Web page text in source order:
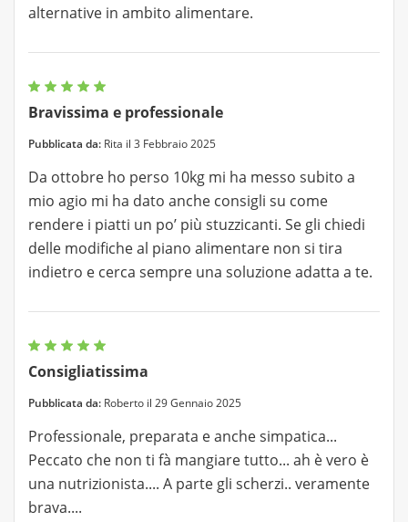
alternative in ambito alimentare.
Bravissima e professionale
Pubblicata da: Rita il 3 Febbraio 2025
Da ottobre ho perso 10kg mi ha messo subito a
mio agio mi ha dato anche consigli su come
rendere i piatti un po’ più stuzzicanti. Se gli chiedi
delle modifiche al piano alimentare non si tira
indietro e cerca sempre una soluzione adatta a te.
Consigliatissima
Pubblicata da: Roberto il 29 Gennaio 2025
Professionale, preparata e anche simpatica...
Peccato che non ti fà mangiare tutto... ah è vero è
una nutrizionista.... A parte gli scherzi.. veramente
brava....